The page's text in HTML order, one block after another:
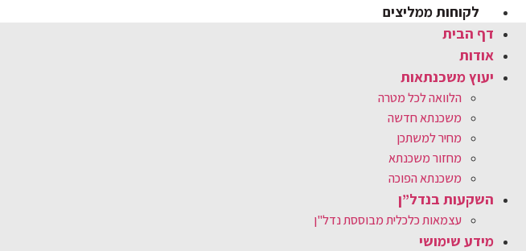
לקוחות ממליצים
דף הבית
אודות
יעוץ משכנתאות
הלוואה לכל מטרה
משכנתא חדשה
מחיר למשתכן
מחזור משכנתא
משכנתא הפוכה
השקעות בנדל”ן
עצמאות כלכלית מבוססת נדל"ן
מידע שימושי